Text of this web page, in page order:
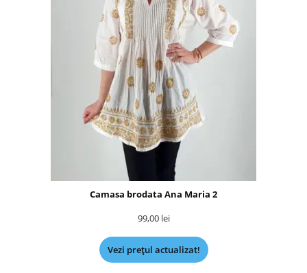
Camasa brodata Ana Maria 2
99,00 lei
Vezi prețul actualizat!